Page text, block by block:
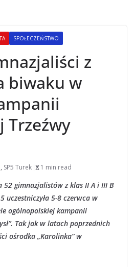
SPOŁECZEŃSTWO
z
biwaku w
Trzeźwy
, SP5 Turek 1 min read
52 gimnazjalistów z klas II A i III B
uczestniczyła 5-8 czerwca w
ogólnopolskiej kampanii
Tak jak w latach poprzednich
ośrodka „Karolinka” w